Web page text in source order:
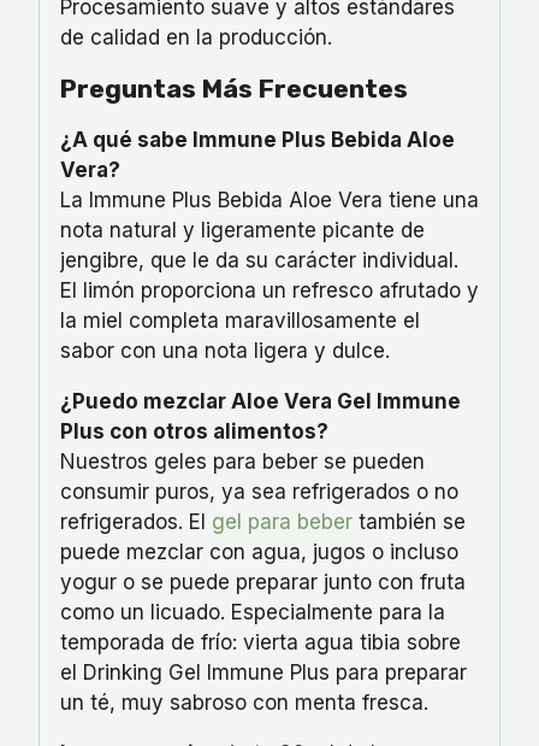
Procesamiento suave y altos estándares
de calidad en la producción.
Preguntas Más Frecuentes
¿A qué sabe Immune Plus Bebida Aloe
Vera?
La Immune Plus Bebida Aloe Vera tiene una
nota natural y ligeramente picante de
jengibre, que le da su carácter individual.
El limón proporciona un refresco afrutado y
la miel completa maravillosamente el
sabor con una nota ligera y dulce.
¿Puedo mezclar Aloe Vera Gel Immune
Plus con otros alimentos?
Nuestros geles para beber se pueden
consumir puros, ya sea refrigerados o no
refrigerados. El gel para beber también se
puede mezclar con agua, jugos o incluso
yogur o se puede preparar junto con fruta
como un licuado. Especialmente para la
temporada de frío: vierta agua tibia sobre
el Drinking Gel Immune Plus para preparar
un té, muy sabroso con menta fresca.